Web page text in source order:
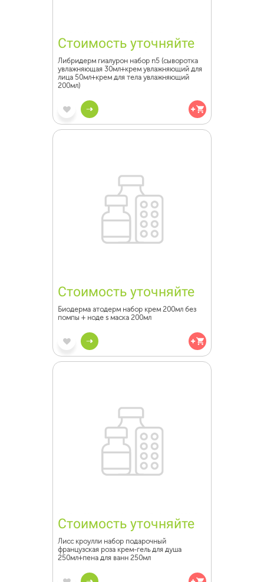
Стоимость уточняйте
Либридерм гиалурон набор n5 (сыворотка
увлажняющая 30мл+крем увлажняющий для
лица 50мл+крем для тела увлажняющий
200мл)
Стоимость уточняйте
Биодерма атодерм набор крем 200мл без
помпы + ноде s маска 200мл
Стоимость уточняйте
Лисс кроулли набор подарочный
французская роза крем-гель для душа
250мл+пена для ванн 250мл